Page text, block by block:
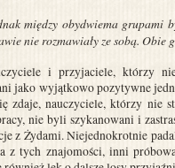
między obydwiema grupami
nie rozmawiały ze sobą. Obie
i przyjaciele, którzy
jako wyjątkowo pozytywne
zdaje, nauczyciele, którzy nie
nie byli szykanowani i
z Żydami. Niejednokrotnie
z tych znajomości, inni